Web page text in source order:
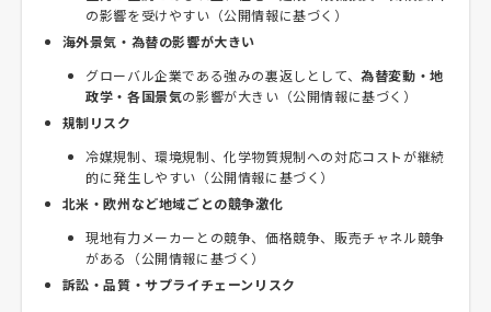
の影響を受けやすい（公開情報に基づく）
海外景気・為替の影響が大きい
グローバル企業である強みの裏返しとして、為替変動・地
政学・各国景気の影響が大きい（公開情報に基づく）
規制リスク
冷媒規制、環境規制、化学物質規制への対応コストが継続
的に発生しやすい（公開情報に基づく）
北米・欧州など地域ごとの競争激化
現地有力メーカーとの競争、価格競争、販売チャネル競争
がある（公開情報に基づく）
訴訟・品質・サプライチェーンリスク